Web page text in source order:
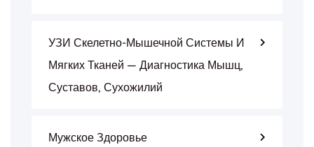
УЗИ Скелетно-Мышечной Системы И
Мягких Тканей — Диагностика Мышц,
Суставов, Сухожилий
Мужское Здоровье